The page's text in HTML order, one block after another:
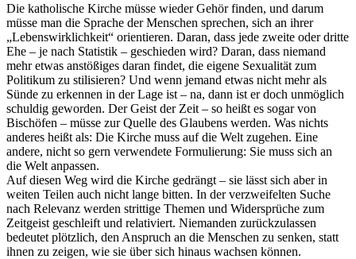
Die katholische Kirche müsse wieder Gehör finden, und darum
müsse man die Sprache der Menschen sprechen, sich an ihrer
„Lebenswirklichkeit“ orientieren. Daran, dass jede zweite oder dritte
Ehe – je nach Statistik – geschieden wird? Daran, dass niemand
mehr etwas anstößiges daran findet, die eigene Sexualität zum
Politikum zu stilisieren? Und wenn jemand etwas nicht mehr als
Sünde zu erkennen in der Lage ist – na, dann ist er doch unmöglich
schuldig geworden. Der Geist der Zeit – so heißt es sogar von
Bischöfen – müsse zur Quelle des Glaubens werden. Was nichts
anderes heißt als: Die Kirche muss auf die Welt zugehen. Eine
andere, nicht so gern verwendete Formulierung: Sie muss sich an
die Welt anpassen.
Auf diesen Weg wird die Kirche gedrängt – sie lässt sich aber in
weiten Teilen auch nicht lange bitten. In der verzweifelten Suche
nach Relevanz werden strittige Themen und Widersprüche zum
Zeitgeist geschleift und relativiert. Niemanden zurückzulassen
bedeutet plötzlich, den Anspruch an die Menschen zu senken, statt
ihnen zu zeigen, wie sie über sich hinaus wachsen können.